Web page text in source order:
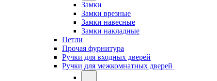
Замки
Замки врезные
Замки навесные
Замки накладные
Петли
Прочая фурнитура
Ручки для входных дверей
Ручки для межкомнатных дверей